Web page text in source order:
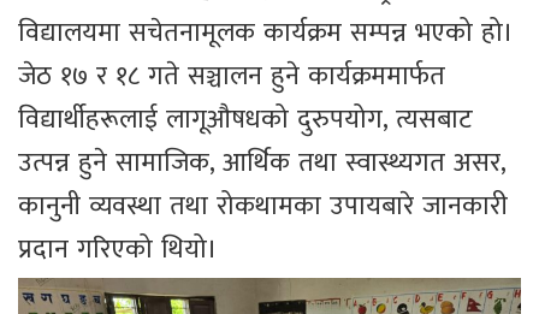
विद्यालयमा सचेतनामूलक कार्यक्रम सम्पन्न भएको हो।
जेठ १७ र १८ गते सञ्चालन हुने कार्यक्रममार्फत
विद्यार्थीहरूलाई लागूऔषधको दुरुपयोग, त्यसबाट
उत्पन्न हुने सामाजिक, आर्थिक तथा स्वास्थ्यगत असर,
कानुनी व्यवस्था तथा रोकथामका उपायबारे जानकारी
प्रदान गरिएको थियो।